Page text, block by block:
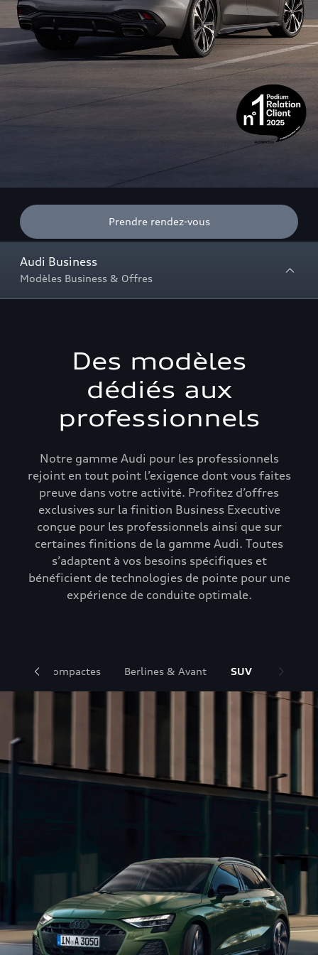
Prendre rendez-vous
Audi Business
Modèles Business & Offres
Des modèles
dédiés aux
professionnels
Notre gamme Audi pour les professionnels
rejoint en tout point l’exigence dont vous faites
preuve dans votre activité. Profitez d’offres
exclusives sur la finition Business Executive
conçue pour les professionnels ainsi que sur
certaines finitions de la gamme Audi. Toutes
s’adaptent à vos besoins spécifiques et
bénéficient de technologies de pointe pour une
expérience de conduite optimale.
& Compactes Berlines & Avant SUV